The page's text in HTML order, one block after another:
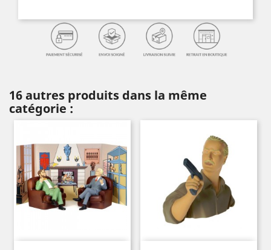
16 autres produits dans la même
catégorie :